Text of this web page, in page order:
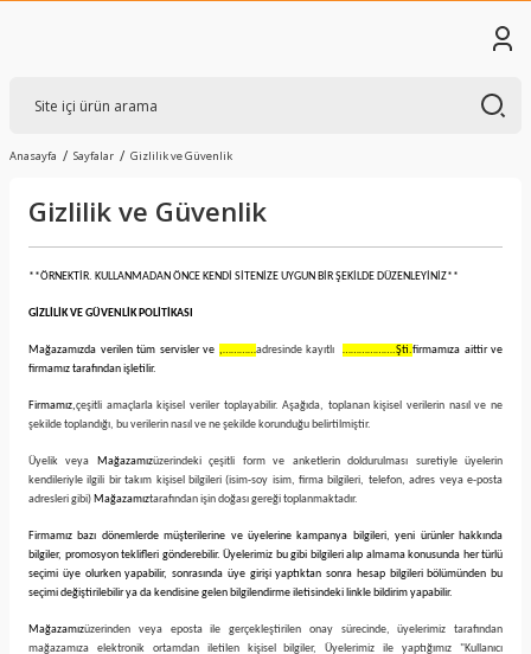
Anasayfa Sayfalar Gizlilik ve Güvenlik
Gizlilik ve Güvenlik
**ÖRNEKTİR. KULLANMADAN ÖNCE KENDİ SİTENİZE UYGUN BİR ŞEKİLDE DÜZENLEYİNİZ**
GİZLİLİK VE GÜVENLİK POLİTİKASI
Mağazamızda verilen tüm servisler ve ,…………adresinde kayıtlı ……………….Şti.firmamıza aittir ve
firmamız tarafından işletilir.
Firmamız,çeşitli amaçlarla kişisel veriler toplayabilir. Aşağıda, toplanan kişisel verilerin nasıl ve ne
şekilde toplandığı, bu verilerin nasıl ve ne şekilde korunduğu belirtilmiştir.
Üyelik veya Mağazamızüzerindeki çeşitli form ve anketlerin doldurulması suretiyle üyelerin
kendileriyle ilgili bir takım kişisel bilgileri (isim-soy isim, firma bilgileri, telefon, adres veya e-posta
adresleri gibi) Mağazamıztarafından işin doğası gereği toplanmaktadır.
Firmamız bazı dönemlerde müşterilerine ve üyelerine kampanya bilgileri, yeni ürünler hakkında
bilgiler, promosyon teklifleri gönderebilir. Üyelerimiz bu gibi bilgileri alıp almama konusunda her türlü
seçimi üye olurken yapabilir, sonrasında üye girişi yaptıktan sonra hesap bilgileri bölümünden bu
seçimi değiştirilebilir ya da kendisine gelen bilgilendirme iletisindeki linkle bildirim yapabilir.
Mağazamızüzerinden veya eposta ile gerçekleştirilen onay sürecinde, üyelerimiz tarafından
mağazamıza elektronik ortamdan iletilen kişisel bilgiler, Üyelerimiz ile yaptığımız "Kullanıcı